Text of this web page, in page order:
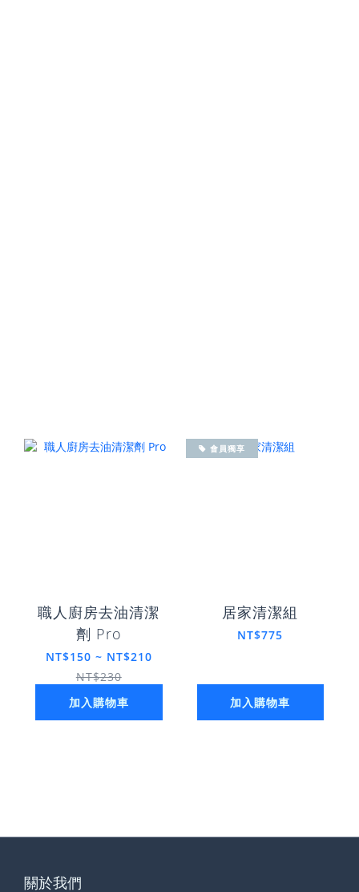
職人廚房去油清潔
劑 Pro
NT$150 ~ NT$210
NT$230
加入購物車
會員獨享
居家清潔組
NT$775
加入購物車
關於我們